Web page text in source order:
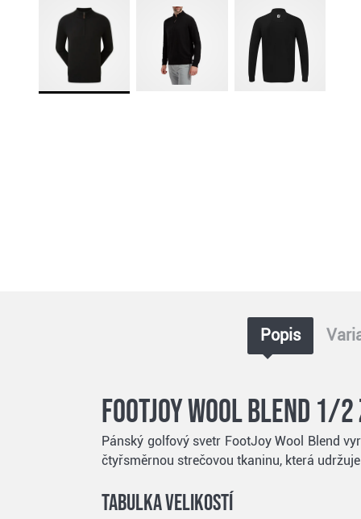
Popis
FootJoy Wool Blend 1/
Pánský golfový svetr FootJoy Wool Blend
čtyřsměrnou strečovou tkaninu, která
Tabulka velikostí